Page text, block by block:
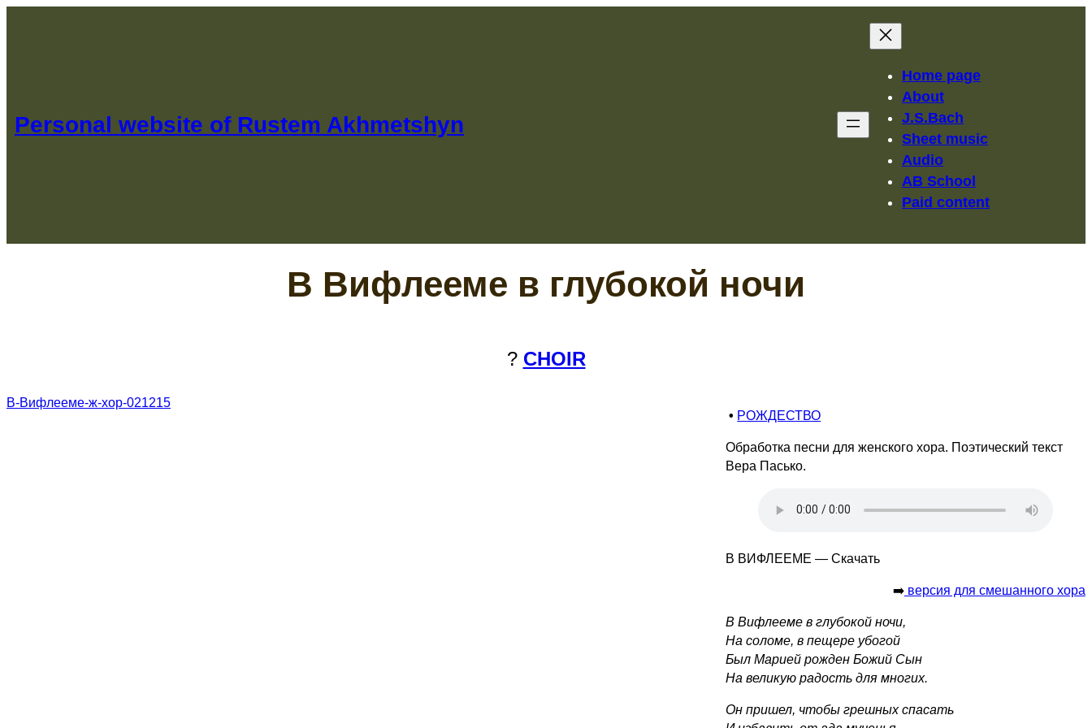
Personal website of Rustem Akhmetshyn
Home page
About
J.S.Bach
Sheet music
Audio
AB School
Paid content
В Вифлееме в глубокой ночи
? CHOIR
В-Вифлееме-ж-хор-021215
• РОЖДЕСТВО
Обработка песни для женского хора. Поэтический текст
Вера Пасько.
В ВИФЛЕЕМЕ — Скачать
➡️версия для смешанного хора
В Вифлееме в глубокой ночи,
На соломе, в пещере убогой
Был Марией рожден Божий Сын
На великую радость для многих.
Он пришел, чтобы грешных спасать